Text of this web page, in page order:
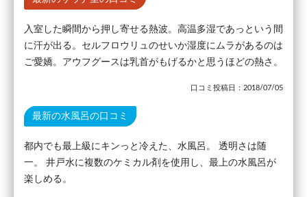
入室した瞬間から押し寄せる熱波。高温多湿であっという間
に汗が出る。セルフロウリュのせいか湿度にムラがあるのは
ご愛嬌。アウフグースは乳首がもげるかと思うほどの熱さ。
口コミ投稿日：2018/07/05
最新の水風呂の口コミ
都内でも最上級にキンっと冷えた、水風呂。 透明さは随
一。 井戸水に複数のケミカル剤を使用し、最上の水風呂が
楽しめる。